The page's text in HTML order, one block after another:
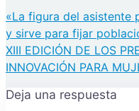
«La figura del asistente
y sirve para fijar
XIII EDICIÓN DE LOS
INNOVACIÓN PARA
Deja una respuesta